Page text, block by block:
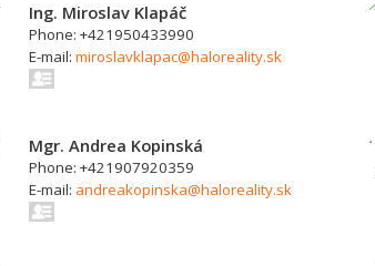
Ing. Miroslav Klapáč
Phone: +421950433990
E-mail:miroslavklapac@haloreality.sk
Mgr. Andrea Kopinská
Phone: +421907920359
E-mail: andreakopinska@haloreality.sk